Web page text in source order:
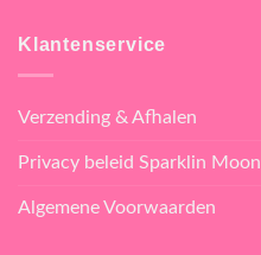
Klantenservice
Verzending & Afhalen
Privacy beleid Sparklin Moon
Algemene Voorwaarden